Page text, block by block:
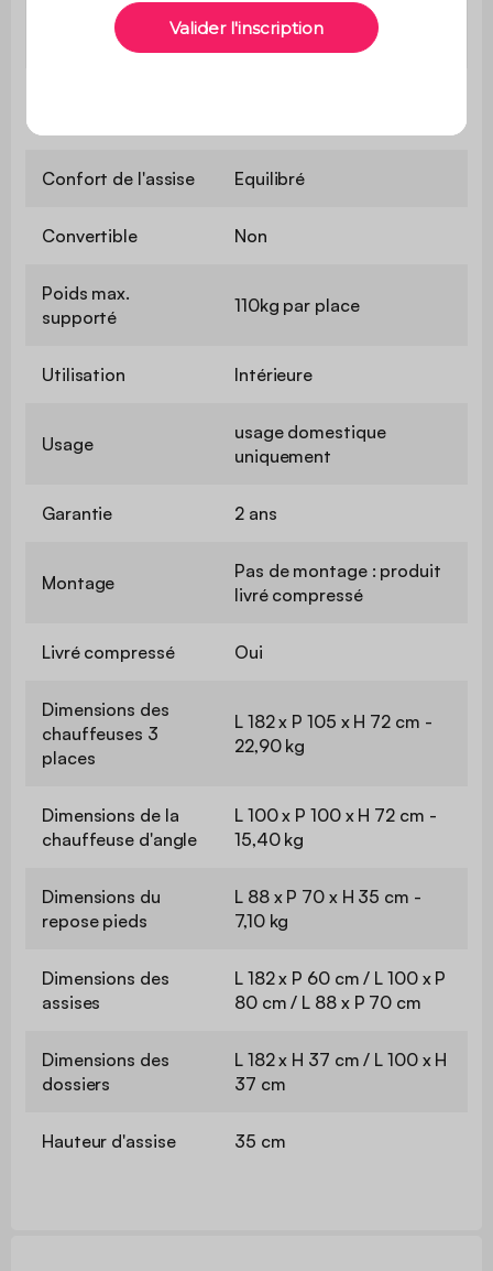
Densité mousse
Mousse polyuréthane
(30kg/m3)
Confort de l'assise Equilibré
Convertible Non
Poids max.
supporté
110kg par place
Utilisation Intérieure
Usage
usage domestique
uniquement
Garantie 2 ans
Montage
Pas de montage : produit
livré compressé
Livré compressé Oui
Dimensions des
chauffeuses 3
places
L 182 x P 105 x H 72 cm -
22,90 kg
Dimensions de la
chauffeuse d'angle
L 100 x P 100 x H 72 cm -
15,40 kg
Dimensions du
repose pieds
L 88 x P 70 x H 35 cm -
7,10 kg
Dimensions des
assises
L 182 x P 60 cm / L 100 x P
80 cm / L 88 x P 70 cm
Dimensions des
dossiers
L 182 x H 37 cm / L 100 x H
37 cm
Hauteur d'assise 35 cm